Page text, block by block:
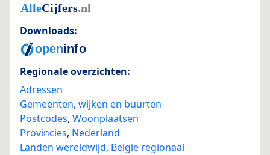
Downloads:
Regionale overzichten:
Adressen
Gemeenten, wijken en buurten
Postcodes, Woonplaatsen
Provincies, Nederland
Landen wereldwijd, België regionaal